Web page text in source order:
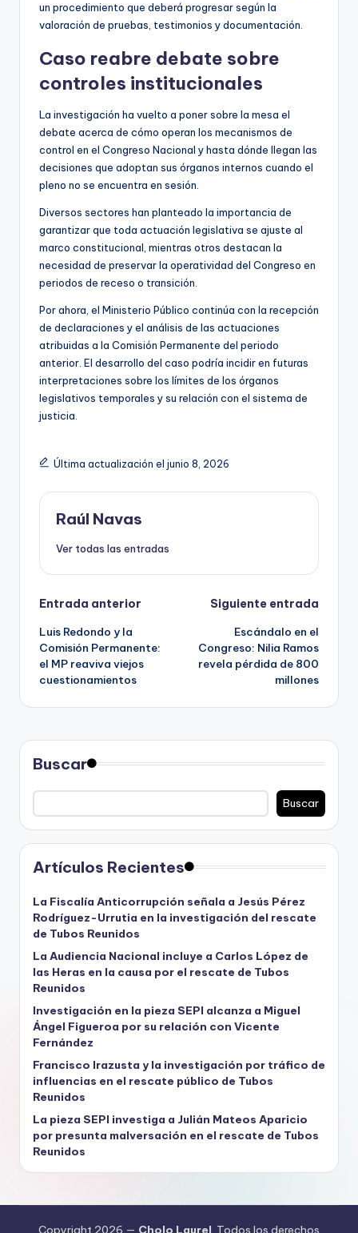
un procedimiento que deberá progresar según la
valoración de pruebas, testimonios y documentación.
Caso reabre debate sobre
controles institucionales
La investigación ha vuelto a poner sobre la mesa el
debate acerca de cómo operan los mecanismos de
control en el Congreso Nacional y hasta dónde llegan las
decisiones que adoptan sus órganos internos cuando el
pleno no se encuentra en sesión.
Diversos sectores han planteado la importancia de
garantizar que toda actuación legislativa se ajuste al
marco constitucional, mientras otros destacan la
necesidad de preservar la operatividad del Congreso en
periodos de receso o transición.
Por ahora, el Ministerio Público continúa con la recepción
de declaraciones y el análisis de las actuaciones
atribuidas a la Comisión Permanente del periodo
anterior. El desarrollo del caso podría incidir en futuras
interpretaciones sobre los límites de los órganos
legislativos temporales y su relación con el sistema de
justicia.
Última actualización el junio 8, 2026
Raúl Navas
Ver todas las entradas
Navegación
de
entradas
Entrada anterior
Luis Redondo y la
Comisión Permanente:
el MP reaviva viejos
cuestionamientos
Siguiente entrada
Escándalo en el
Congreso: Nilia Ramos
revela pérdida de 800
millones
Buscar
Buscar
Artículos Recientes
La Fiscalía Anticorrupción señala a Jesús Pérez
Rodríguez-Urrutia en la investigación del rescate
de Tubos Reunidos
La Audiencia Nacional incluye a Carlos López de
las Heras en la causa por el rescate de Tubos
Reunidos
Investigación en la pieza SEPI alcanza a Miguel
Ángel Figueroa por su relación con Vicente
Fernández
Francisco Irazusta y la investigación por tráfico de
influencias en el rescate público de Tubos
Reunidos
La pieza SEPI investiga a Julián Mateos Aparicio
por presunta malversación en el rescate de Tubos
Reunidos
Copyright 2026 — Cholo Laurel . Todos los derechos